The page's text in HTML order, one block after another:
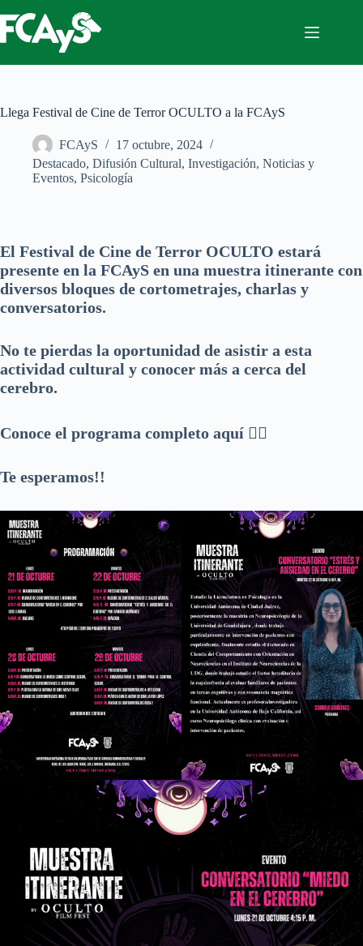
al
contenido
Llega Festival de Cine de Terror OCULTO a la FCAyS
FCAyS
17 octubre, 2024
Destacado, Difusión Cultural, Investigación, Noticias y
Eventos, Psicología
El Festival de Cine de Terror OCULTO estará
presente en la FCAyS en una muestra itinerante con
diversos bloques de cortometrajes, charlas y
conversatorios.
No te pierdas la oportunidad de asistir a esta
actividad cultural y conocer más a cerca del
cerebro.
Conoce el programa completo aquí 👇🏽
Te esperamos!!